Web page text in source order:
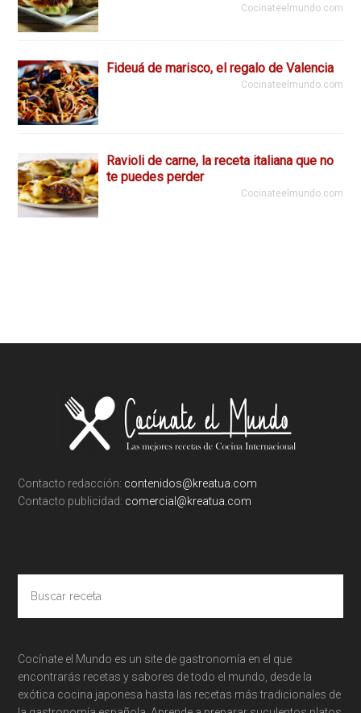
Cocinateelmundo.com
Fideuá de marisco, el regalo de Valencia
Cocinateelmundo.com
Ravioli de carne, la receta italiana que no
te puedes perder
Cocinateelmundo.com
Footer
Contacto redacción: contenidos@kreatua.com
Contacto publicidad: comercial@kreatua.com
receta
Cocínate el Mundo es un site de gastronomía en el que
encontrarás recetas y sabores de todo el mundo, desde la
exótica cocina japonesa hasta las recetas más tradicionales de